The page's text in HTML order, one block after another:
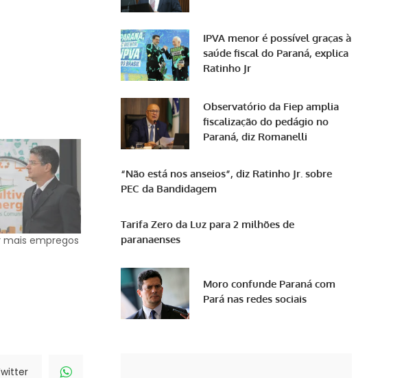
mais empregos
IPVA menor é possível graças à
saúde fiscal do Paraná, explica
Ratinho Jr
Observatório da Fiep amplia
fiscalização do pedágio no
Paraná, diz Romanelli
“Não está nos anseios”, diz Ratinho Jr. sobre
PEC da Bandidagem
Tarifa Zero da Luz para 2 milhões de
paranaenses
Moro confunde Paraná com
Pará nas redes sociais